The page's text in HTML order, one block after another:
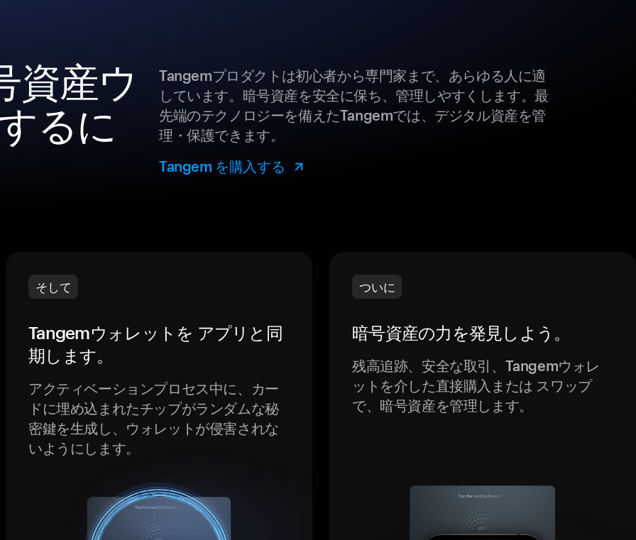
資産ウ
るに
Tangemプロダクトは初心者から専門家まで、あらゆる人に適
しています。暗号資産を安全に保ち、管理しやすくします。最
先端のテクノロジーを備えたTangemでは、デジタル資産を管
理・保護できます。
Tangem を購入する
そして
Tangemウォレットを アプリと同
期します。
アクティベーションプロセス中に、カー
ドに埋め込まれたチップがランダムな秘
密鍵を生成し、ウォレットが侵害されな
いようにします。
ついに
暗号資産の力を発見しよう。
残高追跡、安全な取引、Tangemウォレ
ットを介した直接購入または スワップ
で、暗号資産を管理します。